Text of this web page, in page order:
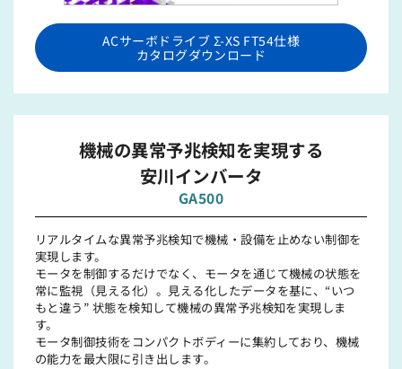
ACサーボドライブ Σ-XS FT54仕様
カタログダウンロード
機械の異常予兆検知を実現する
安川インバータ
GA500
リアルタイムな異常予兆検知で機械・設備を⽌めない制御を
実現します。
モータを制御するだけでなく、モータを通じて機械の状態を
常に監視（⾒える化）。⾒える化したデータを基に、“いつ
もと違う” 状態を検知して機械の異常予兆検知を実現しま
す。
モータ制御技術をコンパクトボディーに集約しており、機械
の能⼒を最⼤限に引き出します。